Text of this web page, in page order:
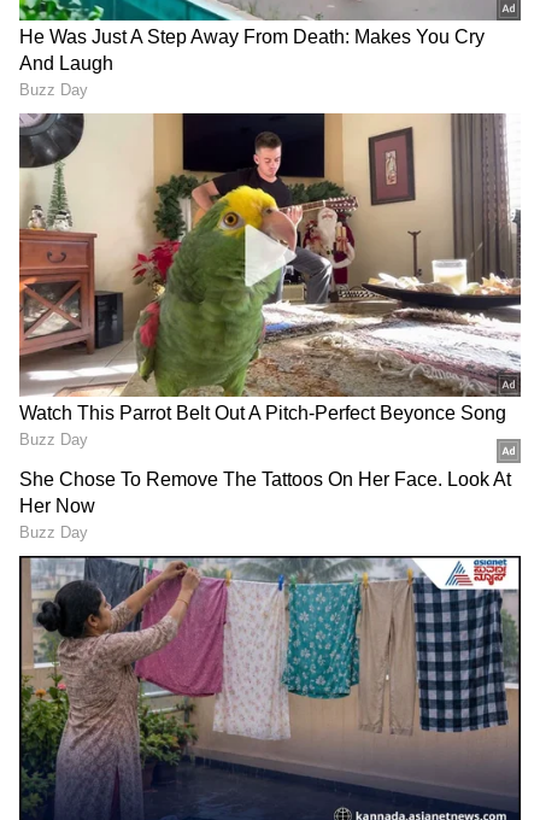
Image Credit :
ಮತ್ತೊಂದು ಮಹತ್ವದ ಹೆಜ್ಜೆ
ವಿಜಯಪುರ–ತಿರುಪತಿ ನೇರ ರೈಲು ಸೇವೆ ಆರಂಭಿಸುವ ಕುರಿತು
ನಾನು ರೈಲ್ವೆ ಇಲಾಖೆಗೆ ಸಲ್ಲಿಸಿದ್ದ ಮನವಿಗೆ ಮಹತ್ವದ ಸ್ಪಂದನೆ
ದೊರೆತಿದೆ. ದಕ್ಷಿಣ ಮಧ್ಯ ರೈಲ್ವೆ (South Central Railway),
ಸಿಕಂದರಾಬಾದ್ ಕಚೇರಿಯು ನನ್ನ ಮನವಿಯನ್ನು ಸಂಬಂಧಿತ
ದಕ್ಷಿಣ ಕರಾವಳಿ ರೈಲ್ವೆ (South Coast Railway),
ವಿಶಾಖಪಟ್ಟಣಂ ವಿಭಾಗಕ್ಕೆ ಮುಂದಿನ ಪರಿಶೀಲನೆ ಹಾಗೂ
ಅಗತ್ಯ ಕ್ರಮಕ್ಕಾಗಿ ರವಾನಿಸಿದೆ ಎಂದು ಸಂಸದರು ಹೇಳಿದ್ದಾರೆ.